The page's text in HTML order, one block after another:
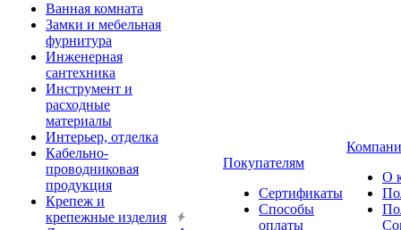
Ванная комната
Замки и мебельная
фурнитура
Инженерная
сантехника
Инструмент и
расходные
материалы
Интерьер, отделка
Кабельно-
проводниковая
продукция
Крепеж и
крепежные изделия
Покупателям
Сертификаты
Способы
оплаты
О